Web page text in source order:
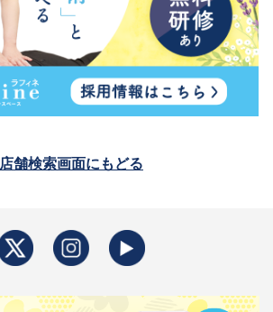
店舗検索画面にもどる